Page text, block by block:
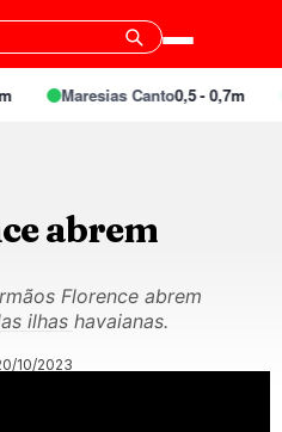
Maresias Canto0,5 - 0,7m
abrem
Florence abrem
ilhas havaianas.
10/2023